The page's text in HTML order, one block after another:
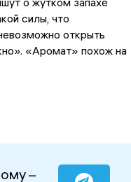
силы, что
открыть
«Аромат» похож на
–